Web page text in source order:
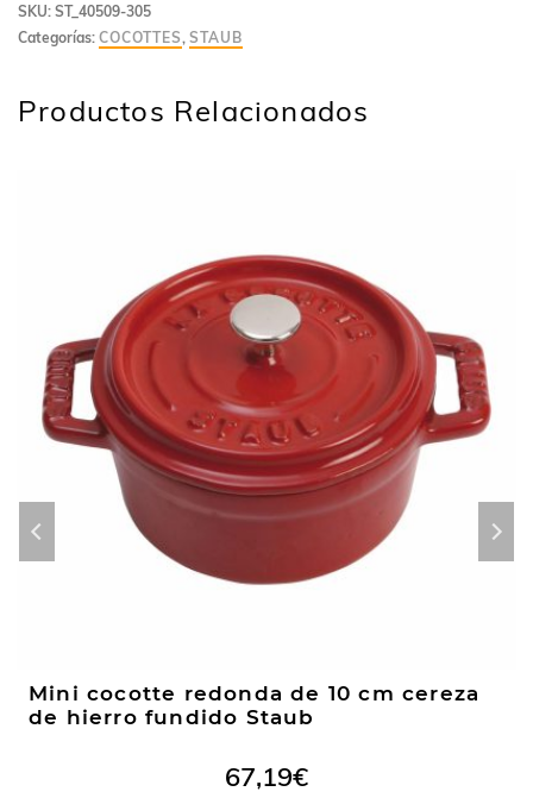
SKU: ST_40509-305
Categorías: COCOTTES, STAUB
Productos Relacionados
Mini cocotte redonda de 10 cm cereza
de hierro fundido Staub
67,19€